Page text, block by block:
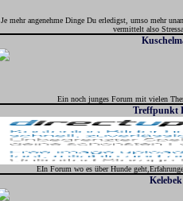
Je mehr angenehme Dinge Du erledigst, umso mehr
vermittelt also
Ein noch junges Forum mit vielen
Treffpunkt
EIn Forum wo es über Hunde